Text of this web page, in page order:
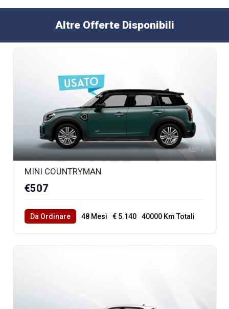
Altre Offerte Disponibili
1
MINI COUNTRYMAN
€507
Da Ordinare 48 Mesi € 5.140 40000 Km Totali